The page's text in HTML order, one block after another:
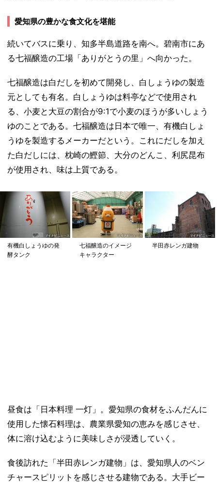
愛知県の豊かな食文化を堪能
続いてバスに乗り、知多半島道路を南へ。碧南市にあ
る七福醸造の工場「ありがとうの里」へ向かった。
七福醸造は白だしを初めて開発し、白しょうゆの製造
元としても有名。白しょうゆは料亭などで使用され
る、小麦と大豆の割合が9:1で小麦のほうが多いしょう
ゆのことである。七福醸造は日本で唯一、有機白しょ
うゆを製造するメーカーだという。これにだしを加え
た白だしには、枕崎の鰹節、大分のどんこ、利尻昆布
が使用され、味は上質である。
有機白しょうゆの発
酵タンク
七福醸造のイメージ
キャラクター
半田赤レンガ建物
昼食は「日本料理 一灯」。愛知県の食材をふんだんに
使用した懐石料理は、農業県愛知の恵みを感じさせ、
体に溶け込むように美味しさが浸透していく。
食後訪れた「半田赤レンガ建物」は、愛知県人のベン
チャースピリットを感じさせる建物である。大手ビー